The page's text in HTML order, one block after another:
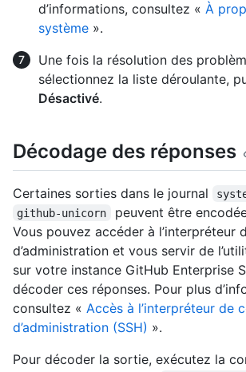
d’informations, consultez « À
système ».
Une fois la résolution des
sélectionnez la liste déroulante,
Désactivé.
Décodage des réponses
Certaines sorties dans le journal
github-unicorn
peuvent être
Vous pouvez accéder à l’interpréteur
d’administration et vous servir de
sur votre instance GitHub Enterprise
décoder ces réponses. Pour plus
consultez « Accès à l’interpréteur de
d’administration (SSH) ».
Pour décoder la sortie, exécutez la